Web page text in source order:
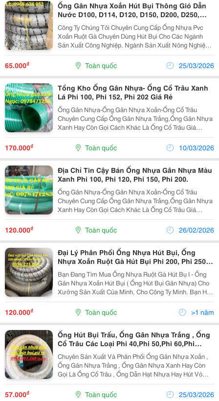
Ống Gân Nhựa Xoắn Hút Bụi Thông Gió Dẫn
Nước D100, D114, D120, D150, D200, D250,
D300, D400
Công Ty Chúng Tôi Chuyên Cung Cấp Ống Nhựa Pvc
Xoắn Ruột Gà Chuyên Dùng Hút Bụi Cho Các Ngành
Sản Xuất Công Nghiệp. Ngành Sản Xuất Nông Nghiệp.
Dùng Thông Gió Dẫn Khí Cho Lắp Quạt Thông Gió. Ống
Hút Bụi Có Màu Trắng Và Màu Xám Thường Ống Hút
65.000₫ Toàn quốc 25/03/2026
Tổng Kho Ống Gân Nhựa- Ống Cổ Trâu Xanh
Lá Phi 100, Phi 152, Phi 202 Giá Rẻ
Ống Gân Nhựa-Ống Gân Nhựa Xoắn-Ống Cổ Trâu
Chuyên Cung Cấp Ống Gân Nhựa Trắng,Ống Gân Nhựa
Xanh Hay Còn Gọi Cách Khác Là Ống Cổ Trâu Giá
Rẻ,Kho Hàng Luôn Có Sẵn Tại Hà Nội Và Tp Hcm.miễn
Phí Giao Hàng Nội Thành Hà Nội Và Quận 5,Quận 6
Chất Liệu: Nhựa...
170.000₫ Toàn quốc 10/03/2026
Địa Chỉ Tin Cậy Bán Ống Nhựa Gân Nhựa Màu
Xanh Phi 100, Phi 120, Phi 150, Phi 200.
Ống Gân Nhựa-Ống Gân Nhựa Xoắn-Ống Cổ Trâu
Chuyên Cung Cấp Ống Gân Nhựa Trắng,Ống Gân Nhựa
Xanh Hay Còn Gọi Cách Khác Là Ống Cổ Trâu Giá
Rẻ,Kho Hàng Luôn Có Sẵn Tại Hà Nội Và Tp Hcm.miễn
Phí Giao Hàng Nội Thành Hà Nội Và Quận 5,Quận 6
120.000₫ Toàn quốc 26/02/2026
Đại Lý Phân Phối Ống Nhựa Hút Bụi, Ống
Nhựa Xoắn Ruột Gà Hút Bụi Phi 200, Phi 250
Hàng Có Sẵn Giá Tốt.
Bạn Đang Tìm Mua Ống Nhựa Ruột Gà Hút Bụ I - Ống
Gân Nhựa Xoắn Hút Bụi ( Ống Hút Bụi Gân Nhựa) Cho
Xưởng Sản Xuất Của Mình, Cho Công Ty Mình. Bạn Hãy
Liên Hệ Tới Công Ty Chúng Tôi, Chúng Tôi Rất Hân
Hạnh Được Phục Vụ Các Bạn. Sau Đây Chúng Tôi Xin...
120.000₫ Toàn quốc >1 năm
Ống Hút Bụi Trấu, Ống Gân Nhựa Trắng , Ống
Cổ Trâu Các Loại Phi 40,Phi 50,Phi 60,Phi
76,Phi 90,Phi 100
Chuyên Sản Xuất Và Phân Phối Ống Gân Nhựa Xoắn ,
Ống Gân Nhựa Trắng , Ống Gân Nhựa Xanh Hay Còn
Gọi Là Ống Cổ Trâu , Ống Dẫn Hạt Nhựa Hay Hút Vỏ
Trấu... Giới Thiệu Chung Về Sản Phẩm: Ống Có 2 Loại :
Gân Chìm Và Gân Nổi 1. Gân Nổi 2. Gân...
57.000₫ Toàn quốc 25/03/2026